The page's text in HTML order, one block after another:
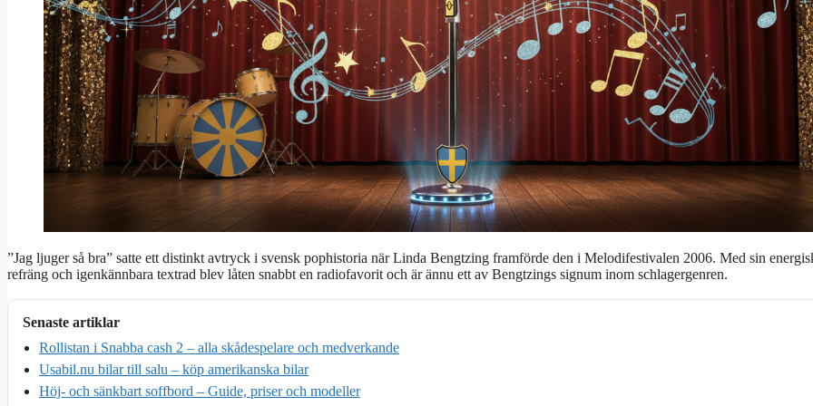
”Jag ljuger så bra” satte ett distinkt avtryck i svensk pophistoria när Linda Bengtzing framförde den i Melodifestivalen 2006. Med sin
refräng och igenkännbara textrad blev låten snabbt en radiofavorit och är ännu ett av Bengtzings signum inom schlagergenren.
Senaste artiklar
Rollistan i Snabba cash 2 – alla skådespelare och medverkande
Usabil.nu bilar till salu – köp amerikanska bilar
Höj- och sänkbart soffbord – Guide, priser och modeller